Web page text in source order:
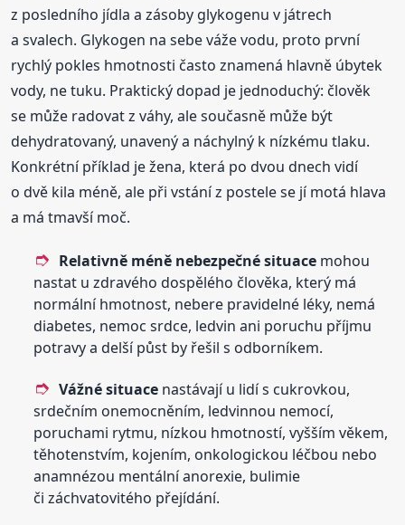
z posledního jídla a zásoby glykogenu v játrech
a svalech. Glykogen na sebe váže vodu, proto první
rychlý pokles hmotnosti často znamená hlavně úbytek
vody, ne tuku. Praktický dopad je jednoduchý: člověk
se může radovat z váhy, ale současně může být
dehydratovaný, unavený a náchylný k nízkému tlaku.
Konkrétní příklad je žena, která po dvou dnech vidí
o dvě kila méně, ale při vstání z postele se jí motá hlava
a má tmavší moč.
Relativně méně nebezpečné situace mohou
nastat u zdravého dospělého člověka, který má
normální hmotnost, nebere pravidelné léky, nemá
diabetes, nemoc srdce, ledvin ani poruchu příjmu
potravy a delší půst by řešil s odborníkem.
Vážné situace nastávají u lidí s cukrovkou,
srdečním onemocněním, ledvinnou nemocí,
poruchami rytmu, nízkou hmotností, vyšším věkem,
těhotenstvím, kojením, onkologickou léčbou nebo
anamnézou mentální anorexie, bulimie
či záchvatovitého přejídání.